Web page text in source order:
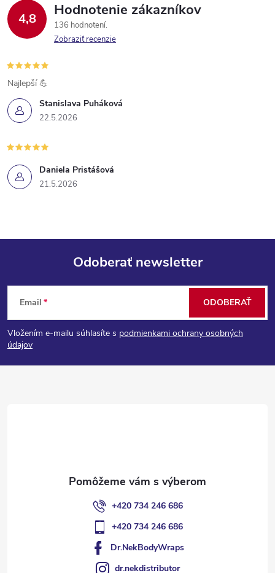
4,8 Hodnotenie zákazníkov
136 hodnotení
Zobraziť recenzie
Stanislava Puháková
22.5.2026
Najlepší 💪
Daniela Pristášová
21.5.2026
Z
á
p
Odoberať newsletter
Email
Vložením e-mailu súhlasíte s podmienkami ochrany osobných
údajov
ODOBERAŤ
+420 734 246 686
+420 734 246 686
Dr.NekBodyWraps
dr.nekdistributor